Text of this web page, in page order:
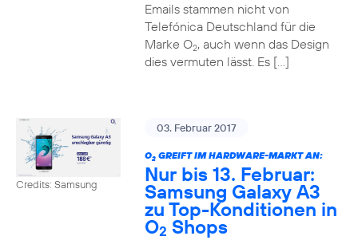
Emails stammen nicht von
Telefónica Deutschland für die
Marke O2, auch wenn das Design
dies vermuten lässt. Es […]
Credits: Samsung
03. Februar 2017
O2GREIFT IM HARDWARE-MARKT AN:
Nur bis 13. Februar:
Samsung Galaxy A3
zu Top-Konditionen in
O2 Shops